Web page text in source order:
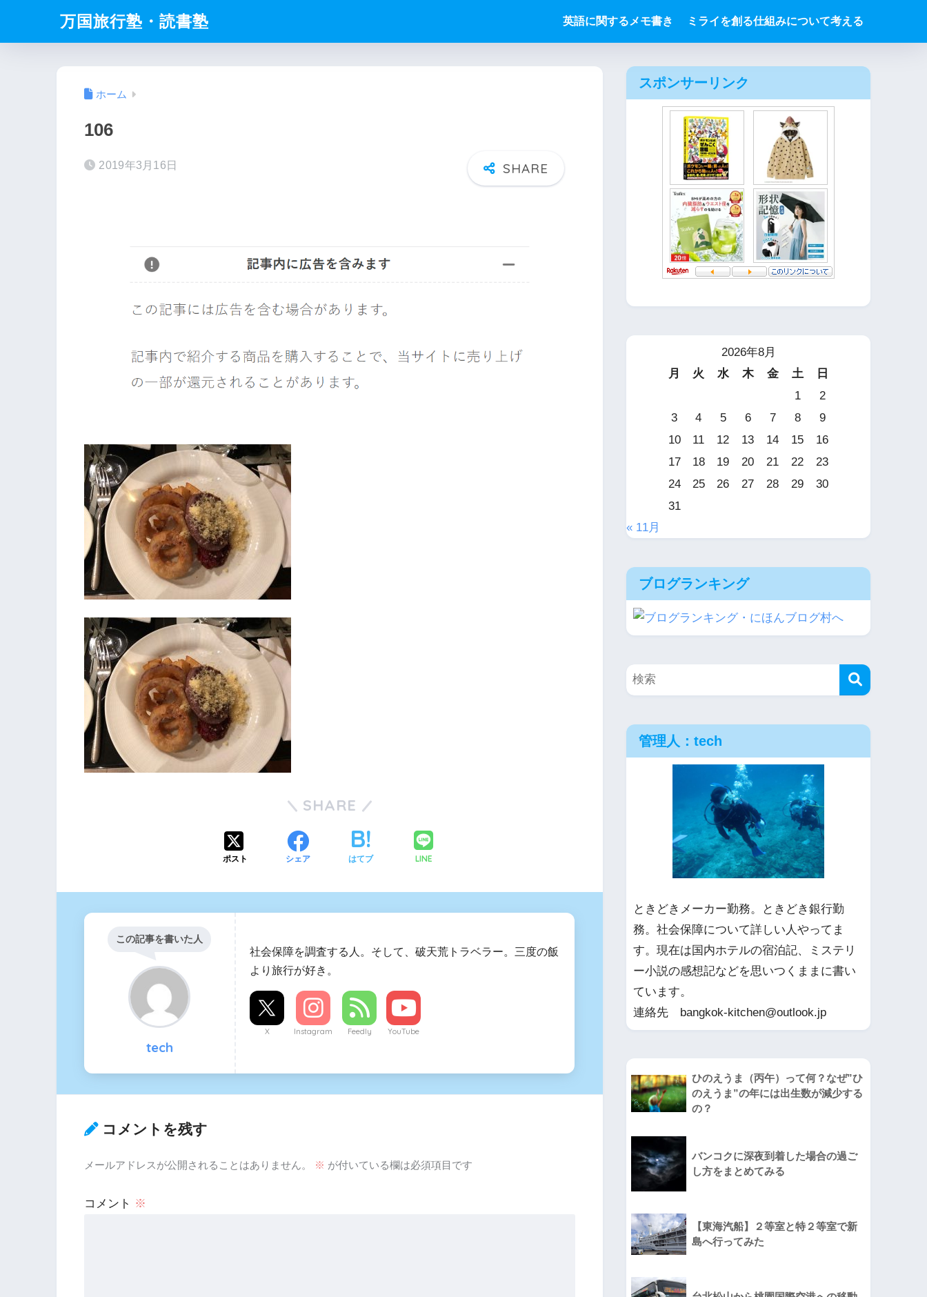
万国旅行塾・読書塾 英語に関するメモ書き ミライを創る仕組みについて考える
ホーム
106
2019年3月16日
SHARE
ポスト シェア はてブ LINE
この記事を書いた人
tech
社会保障を調査する人。そして、破天荒トラベラー。三度の飯
より旅行が好き。
X Instagram Feedly YouTube
コメントを残す
メールアドレスが公開されることはありません。 ※ が付いている欄は必須項目です
コメント ※
スポンサーリンク
2026年8月
月
火 水 木 金 土
日
1
2
3
4 5 6 7 8
9
10
11 12 13 14 15
16
17
18 19 20 21 22
23
24
25 26 27 28 29
30
31
« 11月
ブログランキング
管理人：tech
ときどきメーカー勤務。ときどき銀行勤
務。社会保障について詳しい人やってま
す。現在は国内ホテルの宿泊記、ミステリ
ー小説の感想記などを思いつくままに書い
ています。
連絡先 bangkok-kitchen@outlook.jp
ひのえうま（丙午）って何？なぜ”ひ
のえうま”の年には出生数が減少する
の？
バンコクに深夜到着した場合の過ご
し方をまとめてみる
【東海汽船】２等室と特２等室で新
島へ行ってみた